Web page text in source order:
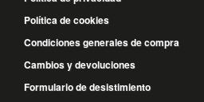
Política de cookies
Condiciones generales de compra
Cambios y devoluciones
Formulario de desistimiento